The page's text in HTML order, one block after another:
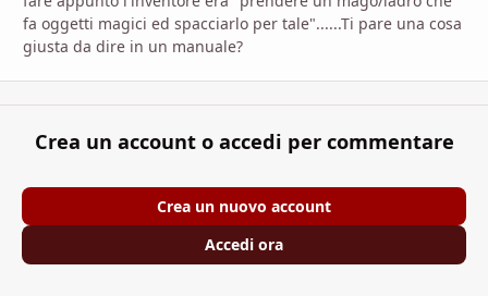
fa oggetti magici ed spacciarlo per tale"......Ti pare una cosa
giusta da dire in un manuale?
Crea un account o accedi per commentare
Crea un nuovo account
Accedi ora